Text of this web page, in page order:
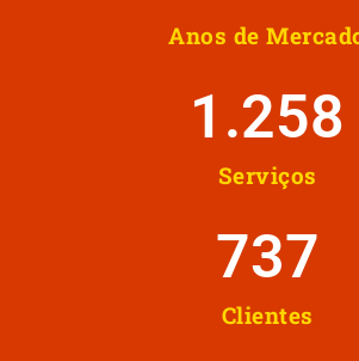
Anos de
Serviços
1.258
Clientes
737